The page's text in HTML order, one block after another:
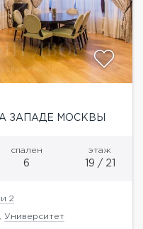
ЗАПАДЕ МОСКВЫ
спален
6
этаж
19 / 21
2
Университет